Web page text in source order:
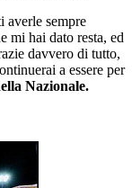
averle sempre
mi hai dato resta, ed
davvero di tutto,
a essere per
Nazionale.